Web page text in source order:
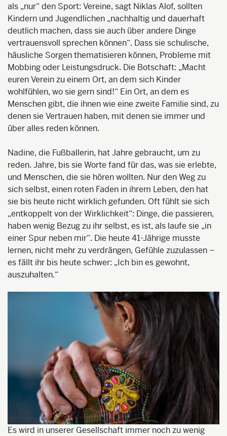
als „nur“ den Sport: Vereine, sagt Niklas Alof, sollten
Kindern und Jugendlichen „nachhaltig und dauerhaft
deutlich machen, dass sie auch über andere Dinge
vertrauensvoll sprechen können“. Dass sie schulische,
häusliche Sorgen thematisieren können, Probleme mit
Mobbing oder Leistungsdruck. Die Botschaft: „Macht
euren Verein zu einem Ort, an dem sich Kinder
wohlfühlen, wo sie gern sind!“ Ein Ort, an dem es
Menschen gibt, die ihnen wie eine zweite Familie sind, zu
denen sie Vertrauen haben, mit denen sie immer und
über alles reden können.
Nadine, die Fußballerin, hat Jahre gebraucht, um zu
reden. Jahre, bis sie Worte fand für das, was sie erlebte,
und Menschen, die sie hören wollten. Nur den Weg zu
sich selbst, einen roten Faden in ihrem Leben, den hat
sie bis heute nicht wirklich gefunden. Oft fühlt sie sich
„entkoppelt von der Wirklichkeit“: Dinge, die passieren,
haben wenig Bezug zu ihr selbst, es ist, als laufe sie „in
einer Spur neben mir“. Die heute 41-Jährige musste
lernen, nicht mehr zu verdrängen, Gefühle zuzulassen –
es fällt ihr bis heute schwer: „Ich bin es gewohnt,
auszuhalten.“
Es wird in unserer Gesellschaft immer noch zu wenig